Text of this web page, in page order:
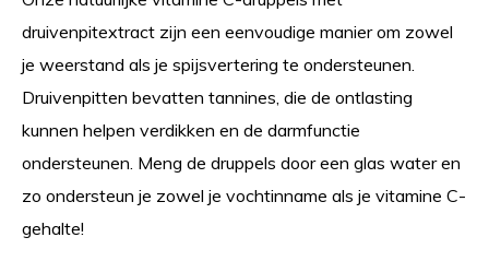
druivenpitextract zijn een eenvoudige manier om zowel
je weerstand als je spijsvertering te ondersteunen.
Druivenpitten bevatten tannines, die de ontlasting
kunnen helpen verdikken en de darmfunctie
ondersteunen. Meng de druppels door een glas water en
zo ondersteun je zowel je vochtinname als je vitamine C-
gehalte!